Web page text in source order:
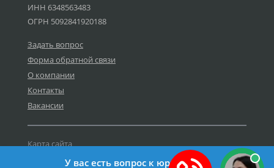
ИНН 6348563483
ОГРН 5092841920188
Задать вопрос
Форма обратной связи
О компании
Контакты
Вакансии
Карта сайта
Политика персональных данных
У вас есть вопрос к юристу?